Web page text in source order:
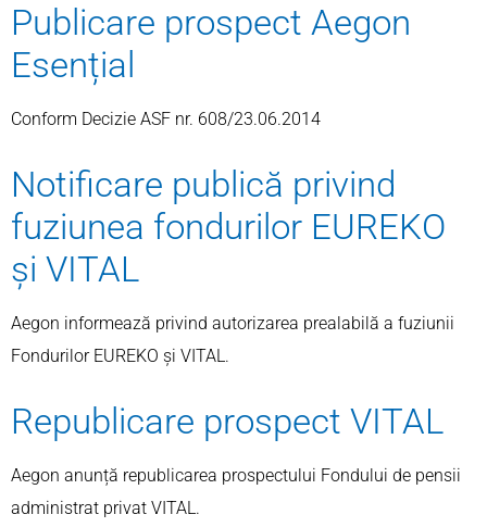
Publicare prospect Aegon
Esențial
Conform Decizie ASF nr. 608/23.06.2014
Notificare publică privind
fuziunea fondurilor EUREKO
și VITAL
Aegon informează privind autorizarea prealabilă a fuziunii
Fondurilor EUREKO și VITAL.
Republicare prospect VITAL
Aegon anunță republicarea prospectului Fondului de pensii
administrat privat VITAL.